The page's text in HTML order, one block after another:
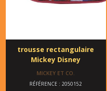
trousse rectangulaire
Mickey Disney
MICKEY ET CO.
RÉFÉRENCE : 2050152